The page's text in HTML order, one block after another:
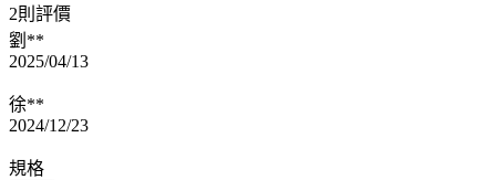
2則評價
劉**
2025/04/13
徐**
2024/12/23
規格